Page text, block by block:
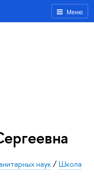
Меню
наук/Школа